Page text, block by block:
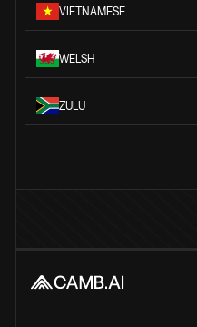
VIETNAMESE
WELSH
ZULU